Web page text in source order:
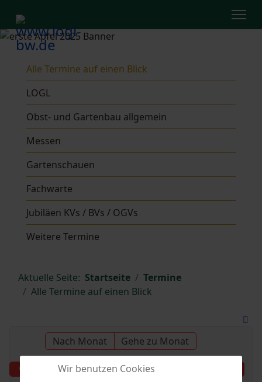
Alle Termine auf einen Blick
LOGL
Obst- und Gartenbau allgemein
Messen
Gartenschauen
Fachwarte
Jubiläen KVs / BVs / OGVs
Weitere Termine
Aktuelle Seite: Startseite
Termine
Alle Termine auf einen Blick
Nach Monat Gehe zu Monat
Vorheriger Tag Donnerstag, 22. August
Wir benutzen Cookies